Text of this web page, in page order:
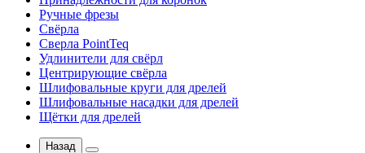
Ручные фрезы
Свёрла
Сверла PointTeq
Удлинители для свёрл
Центрирующие свёрла
Шлифовальные круги для дрелей
Шлифовальные насадки для дрелей
Щётки для дрелей
Назад